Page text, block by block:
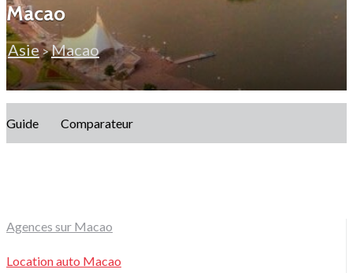
Macao
Asie>Macao
Guide Comparateur
Agences sur Macao
Location auto Macao